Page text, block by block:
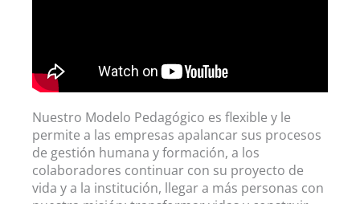
Nuestro Modelo Pedagógico es flexible y le
permite a las empresas apalancar sus procesos
de gestión humana y formación, a los
colaboradores continuar con su proyecto de
vida y a la institución, llegar a más personas con